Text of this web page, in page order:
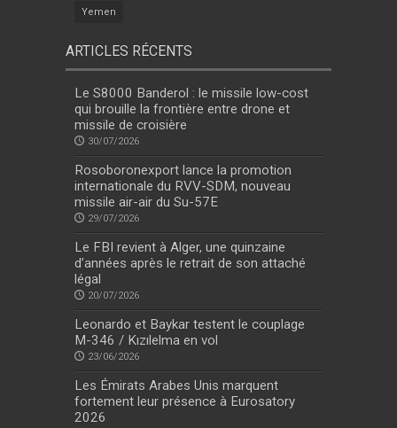
Yemen
ARTICLES RÉCENTS
Le S8000 Banderol : le missile low-cost
qui brouille la frontière entre drone et
missile de croisière
30/07/2026
Rosoboronexport lance la promotion
internationale du RVV-SDM, nouveau
missile air-air du Su-57E
29/07/2026
Le FBI revient à Alger, une quinzaine
d’années après le retrait de son attaché
légal
20/07/2026
Leonardo et Baykar testent le couplage
M-346 / Kızılelma en vol
23/06/2026
Les Émirats Arabes Unis marquent
fortement leur présence à Eurosatory
2026